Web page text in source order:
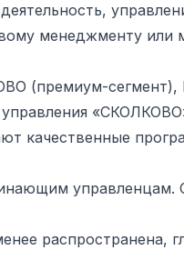
менеджменту или
(премиум-
качественные
управленцам.
распространена,